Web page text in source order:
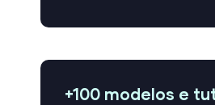
+100 modelos e